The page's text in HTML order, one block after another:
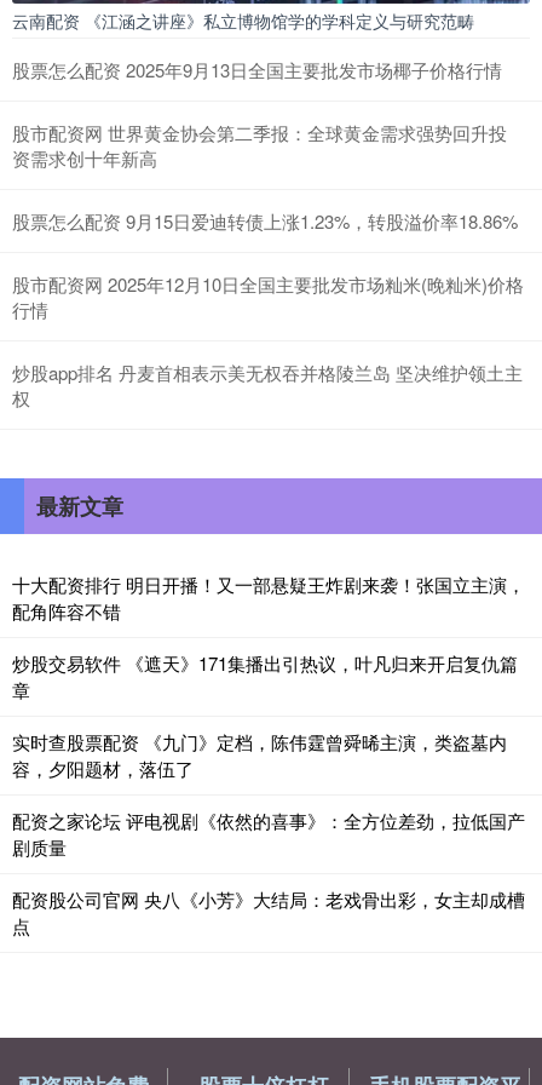
云南配资 《江涵之讲座》私立博物馆学的学科定义与研究范畴
股票怎么配资 2025年9月13日全国主要批发市场椰子价格行情
股市配资网 世界黄金协会第二季报：全球黄金需求强势回升投
资需求创十年新高
股票怎么配资 9月15日爱迪转债上涨1.23%，转股溢价率18.86%
股市配资网 2025年12月10日全国主要批发市场籼米(晚籼米)价格
行情
炒股app排名 丹麦首相表示美无权吞并格陵兰岛 坚决维护领土主
权
最新文章
十大配资排行 明日开播！又一部悬疑王炸剧来袭！张国立主演，
配角阵容不错
炒股交易软件 《遮天》171集播出引热议，叶凡归来开启复仇篇
章
实时查股票配资 《九门》定档，陈伟霆曾舜晞主演，类盗墓内
容，夕阳题材，落伍了
配资之家论坛 评电视剧《依然的喜事》：全方位差劲，拉低国产
剧质量
配资股公司官网 央八《小芳》大结局：老戏骨出彩，女主却成槽
点